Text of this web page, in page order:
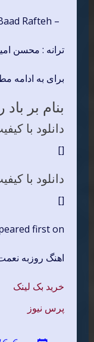
– Bar Baad Rafteh
ترانه : محسن
برای به ادامه
بنام بر باد
دانلود با کیفیت
[]
دانلود با کیفیت
[]
first on .
اهنگ روزبه
خرید بک لینک
پرس نیوز